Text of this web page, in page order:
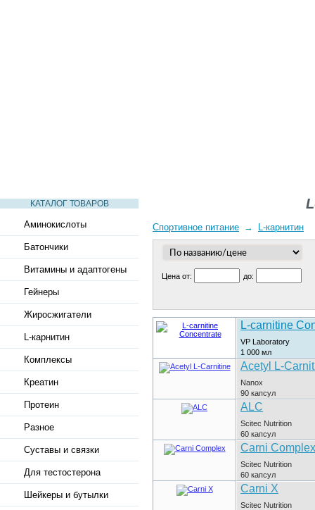
КАТАЛОГ ТОВАРОВ
Аминокислоты
Батончики
Витамины и адаптогены
Гейнеры
Жиросжигатели
L-карнитин
Комплексы
Креатин
Протеин
Разное
Суставы и связки
Для тестостерона
Шейкеры и бутылки
Спортивное питание → L-карнитин
Цена от: до:
L-carnitine
VP Laboratory
1 000 мл
Acetyl L-
Nanox
90 капсул
ALC
Scitec Nutrition
60 капсул
Carni Complex
Scitec Nutrition
60 капсул
Carni X
Scitec Nutrition